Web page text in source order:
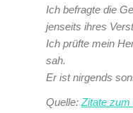
Ich befragte die
jenseits ihres
Ich prüfte mein
sah.
Er ist nirgends
Quelle: Zitate